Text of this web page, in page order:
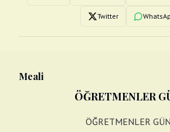
Twitter
Meali
ÖĞRETMENLER
ÖĞRETMENLER